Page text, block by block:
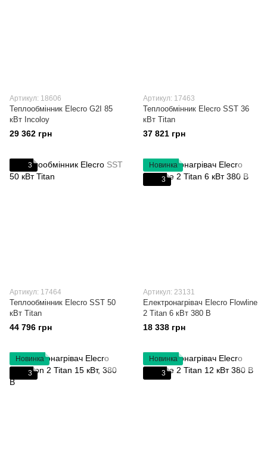
Артикул: 18606
Теплообмінник Elecro G2I 85
кВт Incoloy
29 362 грн
Артикул: 17463
Теплообмінник Elecro SST 36
кВт Titan
37 821 грн
3
Артикул: 17464
Теплообмінник Elecro SST 50
кВт Titan
44 796 грн
Новинка
3
Артикул: 23131
Електронагрівач Elecro Flowline
2 Titan 6 кВт 380 В
18 338 грн
Новинка
3
Новинка
3